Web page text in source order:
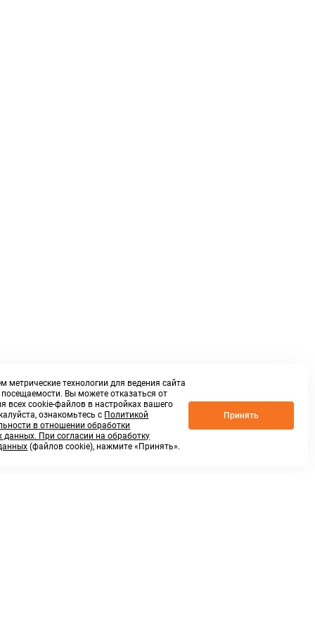
метрические технологии для ведения сайта
посещаемости. Вы можете отказаться от
всех cookie-файлов в настройках вашего
ознакомьтесь с Политикой
в отношении обработки
данных. При согласии на обработку
(файлов cookie), нажмите «Принять».
Принять